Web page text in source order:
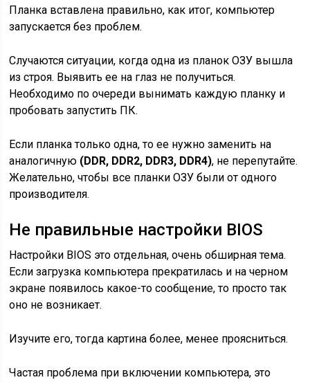
Планка вставлена правильно, как итог, компьютер
запускается без проблем.
Случаются ситуации, когда одна из планок ОЗУ вышла
из строя. Выявить ее на глаз не получиться.
Необходимо по очереди вынимать каждую планку и
пробовать запустить ПК.
Если планка только одна, то ее нужно заменить на
аналогичную (DDR, DDR2, DDR3, DDR4), не перепутайте.
Желательно, чтобы все планки ОЗУ были от одного
производителя.
Не правильные настройки BIOS
Настройки BIOS это отдельная, очень обширная тема.
Если загрузка компьютера прекратилась и на черном
экране появилось какое-то сообщение, то просто так
оно не возникает.
Изучите его, тогда картина более, менее проясниться.
Частая проблема при включении компьютера, это